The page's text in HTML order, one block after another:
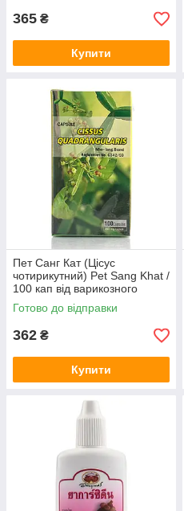
365 ₴
Купити
Пет Санг Кат (Цісус
чотирикутний) Pet Sang Khat /
100 кап від варикозного
розширення вен та геморою
Готово до відправки
362 ₴
Купити